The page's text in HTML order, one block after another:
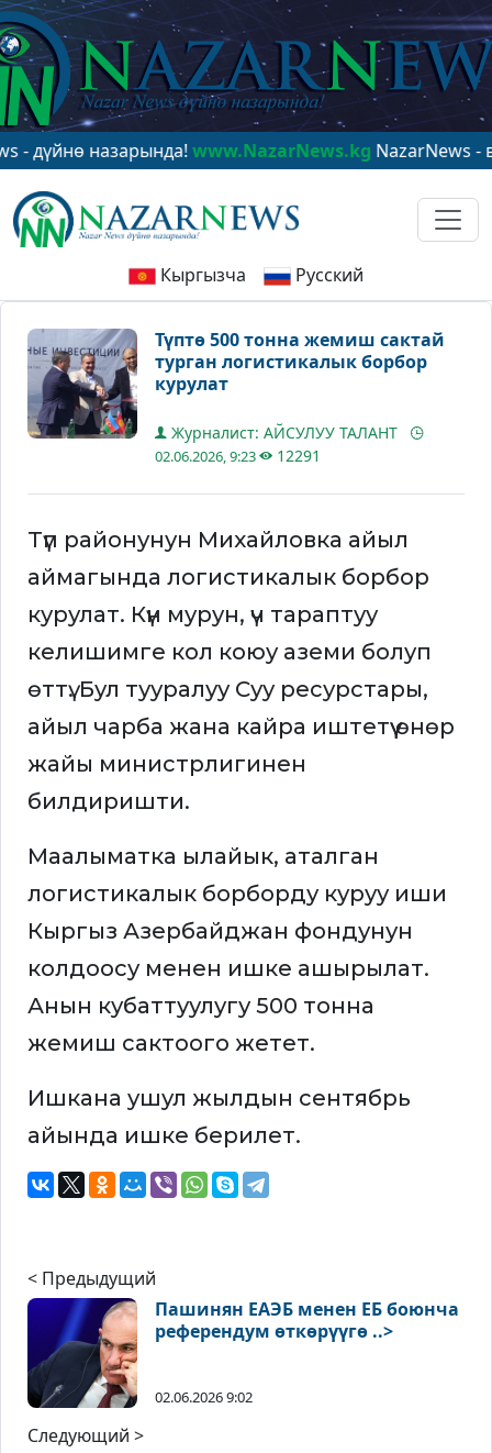
назарында!www.NazarNews.kgNazarNews - в
Кыргызча Русский
Түптө 500 тонна жемиш сактай
турган логистикалык борбор
курулат
Журналист: АЙСУЛУУ ТАЛАНТ
02.06.2026, 9:23 12291
Түп районунун Михайловка айыл
аймагында логистикалык борбор
курулат. Күн мурун, үч тараптуу
келишимге кол коюу аземи болуп
өттү. Бул тууралуу Суу ресурстары,
айыл чарба жана кайра иштетүү өнөр
жайы министрлигинен
билдиришти.
Маалыматка ылайык, аталган
логистикалык борборду куруу иши
Кыргыз Азербайджан фондунун
колдоосу менен ишке ашырылат.
Анын кубаттуулугу 500 тонна
жемиш сактоого жетет.
Ишкана ушул жылдын сентябрь
айында ишке берилет.
< Предыдущий
Пашинян ЕАЭБ менен ЕБ боюнча
референдум өткөрүүгө ..>
02.06.2026 9:02
Следующий >